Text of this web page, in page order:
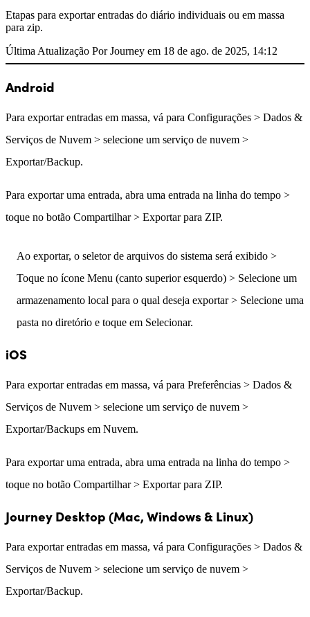
Etapas para exportar entradas do diário individuais ou em massa
para zip.
Última Atualização Por Journey em 18 de ago. de 2025, 14:12
Android
Para exportar entradas em massa, vá para Configurações > Dados &
Serviços de Nuvem > selecione um serviço de nuvem >
Exportar/Backup.
Para exportar uma entrada, abra uma entrada na linha do tempo >
toque no botão Compartilhar > Exportar para ZIP.
Ao exportar, o seletor de arquivos do sistema será exibido >
Toque no ícone Menu (canto superior esquerdo) > Selecione um
armazenamento local para o qual deseja exportar > Selecione uma
pasta no diretório e toque em Selecionar.
iOS
Para exportar entradas em massa, vá para Preferências > Dados &
Serviços de Nuvem > selecione um serviço de nuvem >
Exportar/Backups em Nuvem.
Para exportar uma entrada, abra uma entrada na linha do tempo >
toque no botão Compartilhar > Exportar para ZIP.
Journey Desktop (Mac, Windows & Linux)
Para exportar entradas em massa, vá para Configurações > Dados &
Serviços de Nuvem > selecione um serviço de nuvem >
Exportar/Backup.